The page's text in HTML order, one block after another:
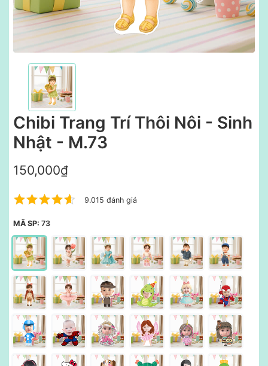
Chibi Trang Trí Thôi Nôi - Sinh
Nhật - M.73
150,000₫
9.015 đánh giá
MÃ SP: 73